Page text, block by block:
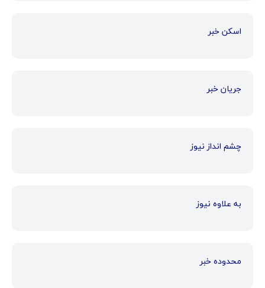
اسکن خبر
جریان خبر
چشم انداز نیوز
به علاوه نیوز
محدوده خبر